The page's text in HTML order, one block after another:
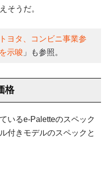
そうだ。
トヨタ、コンビニ事業参
示唆 」も参照。
格
いるe-Paletteのスペック
付きモデルのスペックと